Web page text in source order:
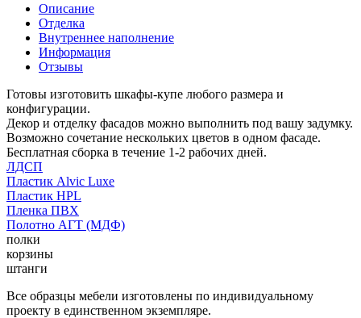
Описание
Отделка
Внутреннее наполнение
Информация
Отзывы
Готовы изготовить шкафы-купе любого размера и
конфигурации.
Декор и отделку фасадов можно выполнить под вашу задумку.
Возможно сочетание нескольких цветов в одном фасаде.
Бесплатная сборка в течение 1-2 рабочих дней.
ЛДСП
Пластик Alvic Luxe
Пластик HPL
Пленка ПВХ
Полотно АГТ (МДФ)
полки
корзины
штанги
Все образцы мебели изготовлены по индивидуальному
проекту в единственном экземпляре.